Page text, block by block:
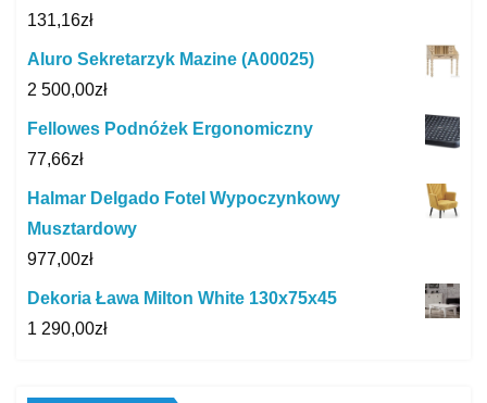
131,16zł
Aluro Sekretarzyk Mazine (A00025)
2 500,00zł
Fellowes Podnóżek Ergonomiczny
77,66zł
Halmar Delgado Fotel Wypoczynkowy
Musztardowy
977,00zł
Dekoria Ława Milton White 130x75x45
1 290,00zł